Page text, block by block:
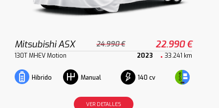
Mitsubishi ASX 24.990 € 22.990 €
130T MHEV Motion 2023 33.241 km
Híbrido Manual 140 cv
VER DETALLES